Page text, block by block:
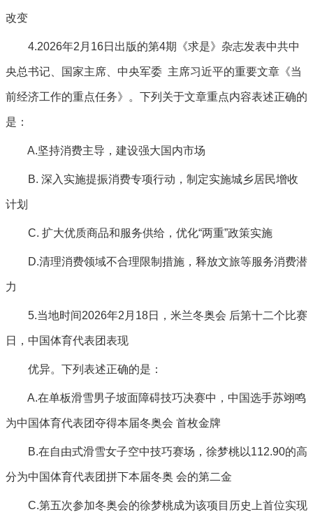
改变
4.2026年2月16日出版的第4期《求是》杂志发表中共中
央总书记、国家主席、中央军委 主席习近平的重要文章《当
前经济工作的重点任务》。下列关于文章重点内容表述正确的
是：
A.坚持消费主导，建设强大国内市场
B. 深入实施提振消费专项行动，制定实施城乡居民增收
计划
C. 扩大优质商品和服务供给，优化“两重”政策实施
D.清理消费领域不合理限制措施，释放文旅等服务消费潜
力
5.当地时间2026年2月18日，米兰冬奥会 后第十二个比赛
日，中国体育代表团表现
优异。下列表述正确的是：
A.在单板滑雪男子坡面障碍技巧决赛中，中国选手苏翊鸣
为中国体育代表团夺得本届冬奥会 首枚金牌
B.在自由式滑雪女子空中技巧赛场，徐梦桃以112.90的高
分为中国体育代表团拼下本届冬奥 会的第二金
C.第五次参加冬奥会的徐梦桃成为该项目历史上首位实现